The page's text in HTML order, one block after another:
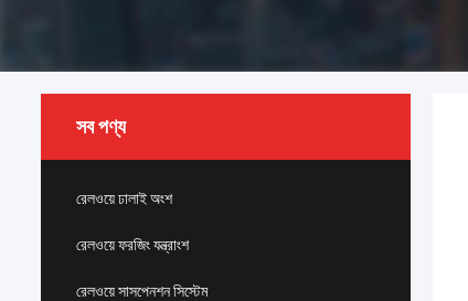
সব পণ্য
রেলওয়ে ঢালাই অংশ
রেলওয়ে ফরজিং যন্ত্রাংশ
রেলওয়ে সাসপেনশন সিস্টেম